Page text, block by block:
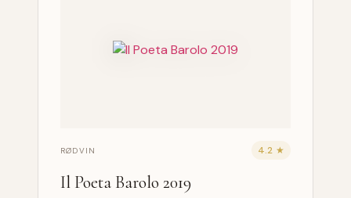
RØDVIN 4.2 ★
Il Poeta Barolo 2019